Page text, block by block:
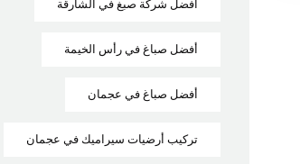
أفضل شركة صبغ في الشارقة
أفضل صباغ في رأس الخيمة
أفضل صباغ في عجمان
تركيب أرضيات سيراميك في عجمان